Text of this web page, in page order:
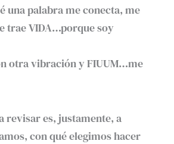
una palabra me conecta, me
trae VIDA…porque soy
otra vibración y FIUUM…me
revisar es, justamente, a
con qué elegimos hacer